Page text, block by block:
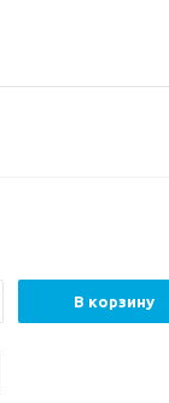
В корзину